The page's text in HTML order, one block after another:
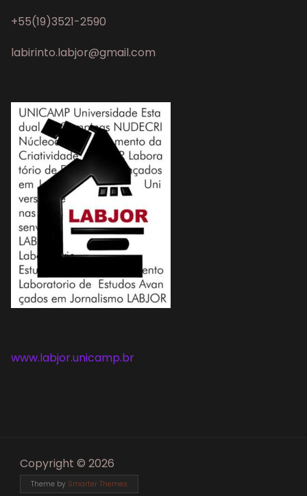
+55(19)3521-2590
labirinto.labjor@gmail.com
www.labjor.unicamp.br
Copyright © 2026
Theme by Smarter Themes